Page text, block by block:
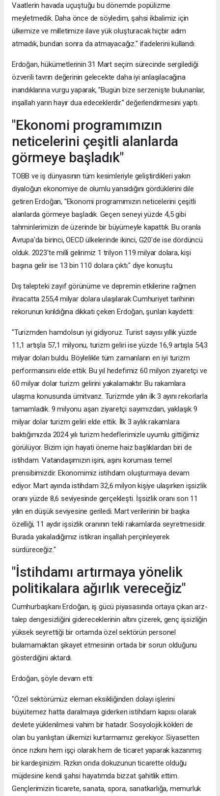
Vaatlerin havada uçuştuğu bu dönemde popülizme
meyletmedik. Daha önce de söyledim, şahsi ikbalimiz için
ülkemize ve milletimize ilave yük oluşturacak hiçbir adım
atmadık, bundan sonra da atmayacağız." ifadelerini kullandı.
Erdoğan, hükümetlerinin 31 Mart seçim sürecinde sergilediği
özverili tavrın değerinin gelecekte daha iyi anlaşılacağına
inandıklarına vurgu yaparak, "Bugün bize serzenişte bulunanlar,
inşallah yarın hayır dua edeceklerdir." değerlendirmesini yaptı.
"Ekonomi programımızın
neticelerini çeşitli alanlarda
görmeye başladık"
TOBB ve iş dünyasının tüm kesimleriyle geliştirdikleri yakın
diyaloğun ekonomiye de olumlu yansıdığını gördüklerini dile
getiren Erdoğan, "Ekonomi programımızın neticelerini çeşitli
alanlarda görmeye başladık. Geçen seneyi yüzde 4,5 gibi
tahminlerimizin de üzerinde bir büyümeyle kapattık. Bu oranla
Avrupa'da birinci, OECD ülkelerinde ikinci, G20'de ise dördüncü
olduk. 2023'te milli gelirimiz 1 trilyon 119 milyar dolara, kişi
başına gelir ise 13 bin 110 dolara çıktı." diye konuştu.
Dış talepteki zayıf görünüme ve depremin etkilerine rağmen
ihracatta 255,4 milyar dolara ulaşılarak Cumhuriyet tarihinin
rekorunun kırıldığına dikkati çeken Erdoğan, şunları kaydetti:
"Turizmden hamdolsun iyi gidiyoruz. Turist sayısı yıllık yüzde
11,1 artışla 57,1 milyonu, turizm geliri ise yüzde 16,9 artışla 54,3
milyar doları buldu. Böylelikle tüm zamanların en iyi turizm
performansını elde ettik. Bu yıl hedefimiz 60 milyon ziyaretçi ve
60 milyar dolar turizm gelirini yakalamaktır. Bu rakamlara
ulaşma konusunda ümitvarız. Turizmde yılın ilk 3 ayını rekorlarla
tamamladık. 9 milyonu aşan ziyaretçi sayımızdan, yaklaşık 9
milyar dolar turizm geliri elde ettik. İlk 3 aylık rakamlara
baktığımızda 2024 yılı turizm hedeflerimizle uyumlu gittiğimiz
görülüyor. Bizim için hayati öneme haiz başlıklardan biri de
istihdam. Vatandaşımızın işini, aşını koruması temel
prensibimizdir. Ekonomimiz istihdam oluşturmaya devam
ediyor. Mart ayında istihdam 32,6 milyon kişiye ulaşırken işsizlik
oranı yüzde 8,6 seviyesinde gerçekleşti. İşsizlik oranı son 11
yılın en düşük seviyesine geriledi. Mart verilerinin bir başka
özelliği, 11 aydır işsizlik oranının tekli rakamlarda seyretmesidir.
Burada yakaladığımız istikrarı inşallah perçinleyerek
sürdüreceğiz."
"İstihdamı artırmaya yönelik
politikalara ağırlık vereceğiz"
Cumhurbaşkanı Erdoğan, iş gücü piyasasında ortaya çıkan arz-
talep dengesizliğini gidereceklerinin altını çizerek, genç işsizliğin
yüksek seyrettiği bir ortamda özel sektörün personel
bulamamaktan şikayet etmesinin ortada bir sorun olduğunu
gösterdiğini aktardı.
Erdoğan, şöyle devam etti:
"Özel sektörümüz eleman eksikliğinden dolayı işlerini
büyütemez hatta daralmaya giderken istihdam kapısı olarak
devlete yüklenilmesi vahim bir hatadır. Sosyolojik kökleri de
olan bu yanlıştan ülkemizi kurtarmamız gerekiyor. Siyasetten
önce rızkını hem işçi olarak hem de ticaret yaparak kazanmış
bir kardeşinizim. Rızkın onda dokuzunun ticarette olduğu
müjdesine kendi şahsi hayatımda bizzat şahitlik ettim.
Gençlerimizin ticarete, sanata, spora, sanatkarlığa, memurluk